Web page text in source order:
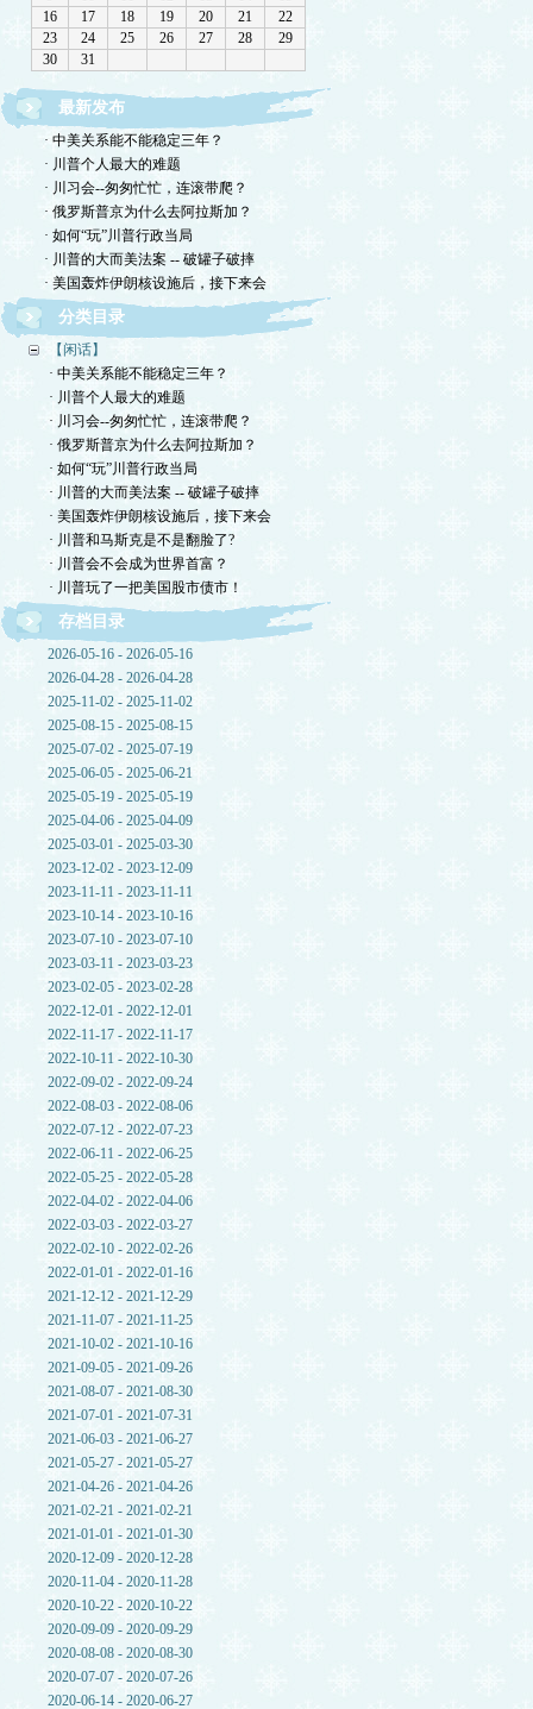
最新发布
· 中美关系能不能稳定三年？
· 川普个人最大的难题
· 川习会--匆匆忙忙，连滚带爬？
· 俄罗斯普京为什么去阿拉斯加？
· 如何“玩”川普行政当局
· 川普的大而美法案 -- 破罐子破摔
· 美国轰炸伊朗核设施后，接下来会
分类目录
【闲话】
· 中美关系能不能稳定三年？
· 川普个人最大的难题
· 川习会--匆匆忙忙，连滚带爬？
· 俄罗斯普京为什么去阿拉斯加？
· 如何“玩”川普行政当局
· 川普的大而美法案 -- 破罐子破摔
· 美国轰炸伊朗核设施后，接下来会
· 川普和马斯克是不是翻脸了?
· 川普会不会成为世界首富？
· 川普玩了一把美国股市债市！
存档目录
2026-05-16 - 2026-05-16
2026-04-28 - 2026-04-28
2025-11-02 - 2025-11-02
2025-08-15 - 2025-08-15
2025-07-02 - 2025-07-19
2025-06-05 - 2025-06-21
2025-05-19 - 2025-05-19
2025-04-06 - 2025-04-09
2025-03-01 - 2025-03-30
2023-12-02 - 2023-12-09
2023-11-11 - 2023-11-11
2023-10-14 - 2023-10-16
2023-07-10 - 2023-07-10
2023-03-11 - 2023-03-23
2023-02-05 - 2023-02-28
2022-12-01 - 2022-12-01
2022-11-17 - 2022-11-17
2022-10-11 - 2022-10-30
2022-09-02 - 2022-09-24
2022-08-03 - 2022-08-06
2022-07-12 - 2022-07-23
2022-06-11 - 2022-06-25
2022-05-25 - 2022-05-28
2022-04-02 - 2022-04-06
2022-03-03 - 2022-03-27
2022-02-10 - 2022-02-26
2022-01-01 - 2022-01-16
2021-12-12 - 2021-12-29
2021-11-07 - 2021-11-25
2021-10-02 - 2021-10-16
2021-09-05 - 2021-09-26
2021-08-07 - 2021-08-30
2021-07-01 - 2021-07-31
2021-06-03 - 2021-06-27
2021-05-27 - 2021-05-27
2021-04-26 - 2021-04-26
2021-02-21 - 2021-02-21
2021-01-01 - 2021-01-30
2020-12-09 - 2020-12-28
2020-11-04 - 2020-11-28
2020-10-22 - 2020-10-22
2020-09-09 - 2020-09-29
2020-08-08 - 2020-08-30
2020-07-07 - 2020-07-26
2020-06-14 - 2020-06-27